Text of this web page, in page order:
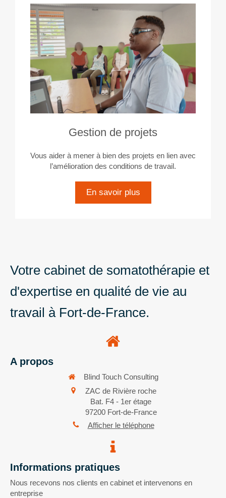
Gestion de projets
Vous aider à mener à bien des projets en lien avec
l’amélioration des conditions de travail.
En savoir plus
Votre cabinet de somatothérapie et
d'expertise en qualité de vie au
travail à Fort-de-France.
A propos
Blind Touch Consulting
ZAC de Rivière roche
Bat. F4 - 1er étage
97200 Fort-de-France
Afficher le téléphone
Informations pratiques
Nous recevons nos clients en cabinet et intervenons en
entreprise